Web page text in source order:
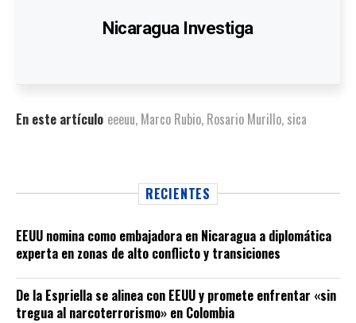
Nicaragua Investiga
En este artículo eeeuu, Marco Rubio, Rosario Murillo, sica
RECIENTES
EEUU nomina como embajadora en Nicaragua a diplomática
experta en zonas de alto conflicto y transiciones
De la Espriella se alinea con EEUU y promete enfrentar «sin
tregua al narcoterrorismo» en Colombia